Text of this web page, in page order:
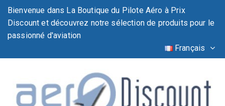
Bienvenue dans La Boutique du Pilote Aéro à Prix
Discount et découvrez notre sélection de produits pour le
passionné d'aviation
Français